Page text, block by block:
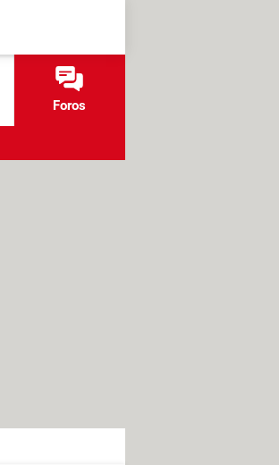
Foros